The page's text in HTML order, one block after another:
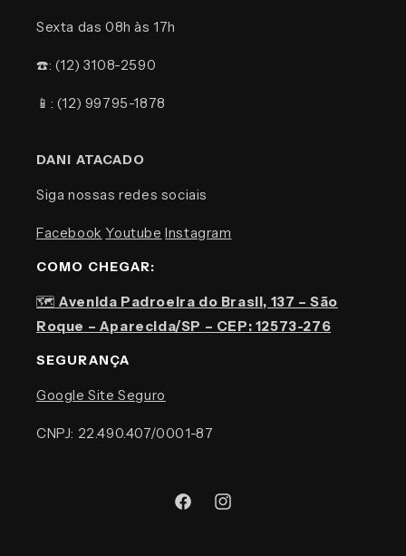
Sexta das 08h às 17h
☎️: (12) 3108-2590
📱: (12) 99795-1878
DANI ATACADO
Siga nossas redes sociais
Facebook Youtube Instagram
COMO CHEGAR:
🗺️ Avenida Padroeira do Brasil, 137 – São
Roque – Aparecida/SP – CEP: 12573-276
SEGURANÇA
Google Site Seguro
CNPJ: 22.490.407/0001-87
FacebookInstagram